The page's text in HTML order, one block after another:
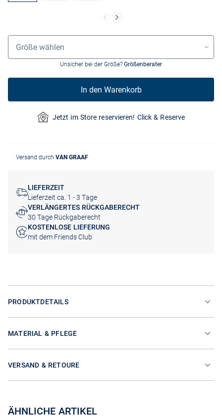
Größenauswahl
Größe wählen
Unsicher bei der Größe? Größenberater
In den Warenkorb
Jetzt im Store reservieren! Click & Reserve
Versand durch VAN GRAAF
LIEFERZEIT
Lieferzeit ca. 1 - 3 Tage
VERLÄNGERTES RÜCKGABERECHT
30 Tage Rückgaberecht
KOSTENLOSE LIEFERUNG
mit dem Friends Club
PRODUKTDETAILS
MATERIAL & PFLEGE
VERSAND & RETOURE
ÄHNLICHE ARTIKEL